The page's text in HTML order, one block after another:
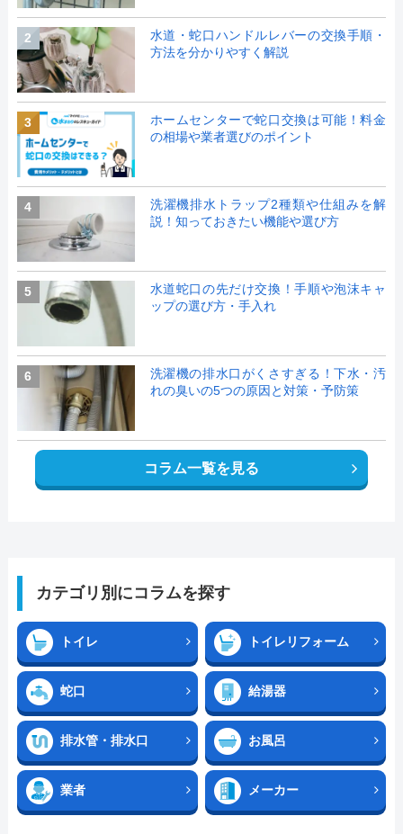
2
水道・蛇口ハンドルレバーの交換手順・
方法を分かりやすく解説
3
ホームセンターで蛇口交換は可能！料金
の相場や業者選びのポイント
4
洗濯機排水トラップ2種類や仕組みを解
説！知っておきたい機能や選び方
5
水道蛇口の先だけ交換！手順や泡沫キャ
ップの選び方・手入れ
6
洗濯機の排水口がくさすぎる！下水・汚
れの臭いの5つの原因と対策・予防策
コラム一覧を見る
カテゴリ別にコラムを探す
トイレ トイレリフォーム
蛇口 給湯器
排水管・排水口 お風呂
業者 メーカー